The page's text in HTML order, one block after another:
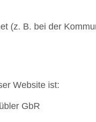
(z. B. bei der
Website ist:
GbR